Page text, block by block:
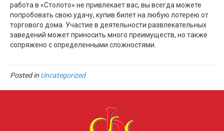
работа в «Столото» не привлекает вас, вы всегда можете
попробовать свою удачу, купив билет на любую лотерею от
торгового дома. Участие в деятельности развлекательных
заведений может приносить много преимуществ, но также
сопряжено с определенными сложностями.
Posted in Uncategorized